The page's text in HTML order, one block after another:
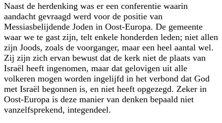
Naast de herdenking was er een conferentie waarin
aandacht gevraagd werd voor de positie van
Messiasbelijdende Joden in Oost-Europa. De gemeente
waar we te gast zijn, telt enkele honderden leden; niet allen
zijn Joods, zoals de voorganger, maar een heel aantal wel.
Zij zijn zich ervan bewust dat de kerk niet de plaats van
Israël heeft ingenomen, maar dat gelovigen uit alle
volkeren mogen worden ingelijfd in het verbond dat God
met Israël begonnen is, en niet heeft opgezegd. Zeker in
Oost-Europa is deze manier van denken bepaald niet
vanzelfsprekend, integendeel.